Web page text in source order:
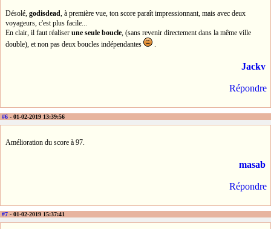
Désolé, godisdead, à première vue, ton score paraît impressionnant, mais avec deux
voyageurs, c'est plus facile...
En clair, il faut réaliser une seule boucle, (sans revenir directement dans la même ville
double), et non pas deux boucles indépendantes
.
Jackv
Répondre
#6 - 01-02-2019 13:39:56
Amélioration du score à 97.
masab
Répondre
#7 - 01-02-2019 15:37:41